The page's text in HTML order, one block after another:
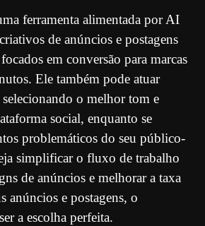
ferramenta alimentada por AI
de anúncios e postagens
em conversão para marcas
Ele também pode atuar
o melhor tom e
social, enquanto se
problemáticos do seu público-
simplificar o fluxo de trabalho
de anúncios e melhorar a taxa
anúncios e postagens, o
a escolha perfeita.